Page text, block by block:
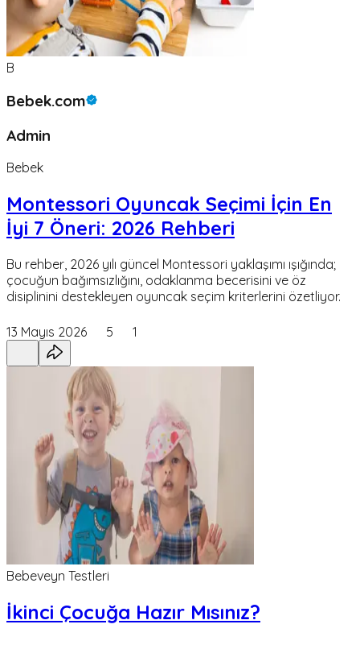
B
Bebek.com
Admin
Bebek
Montessori Oyuncak Seçimi İçin En
İyi 7 Öneri: 2026 Rehberi
Bu rehber, 2026 yılı güncel Montessori yaklaşımı ışığında;
çocuğun bağımsızlığını, odaklanma becerisini ve öz
disiplinini destekleyen oyuncak seçim kriterlerini özetliyor.
13 Mayıs 2026 5 1
Bebeveyn Testleri
İkinci Çocuğa Hazır Mısınız?